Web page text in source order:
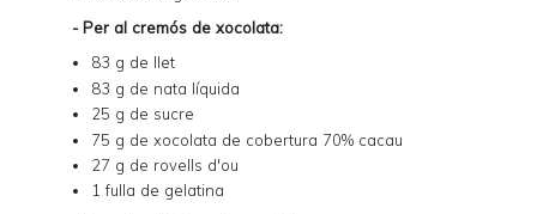
- Per al cremós de xocolata:
83 g de llet
83 g de nata líquida
25 g de sucre
75 g de xocolata de cobertura 70% cacau
27 g de rovells d'ou
1 fulla de gelatina